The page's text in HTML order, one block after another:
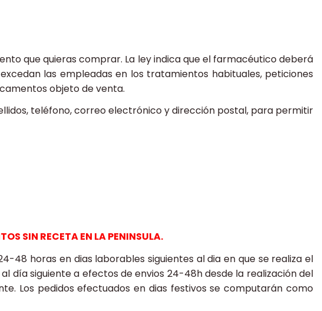
que quieras comprar. La ley indica que el farmacéutico deberá
las empleadas en los tratamientos habituales, peticiones
objeto de venta.
teléfono, correo electrónico y dirección postal, para permitir
SIN RECETA EN LA PENINSULA.
48 horas en dias laborables siguientes al dia en que se realiza el
día siguiente a efectos de envios 24-48h desde la realización del
Los pedidos efectuados en dias festivos se computarán como